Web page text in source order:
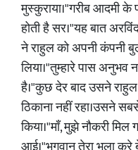
मुस्कुराया।"गरीब आदमी के
होती है सर।"यह बात
ने राहुल को अपनी कंपनी
लिया।"तुम्हारे पास अनुभव
है।"कुछ देर बाद उसने
ठिकाना नहीं रहा।उसने
किया।"माँ, मुझे नौकरी